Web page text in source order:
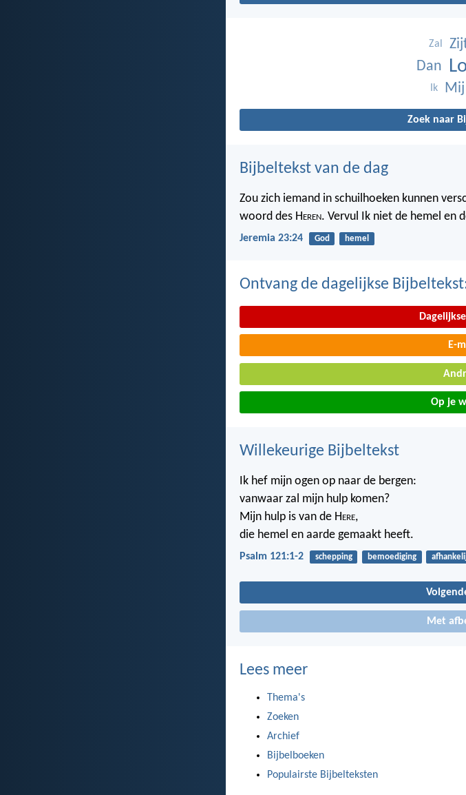
Zal
Dan
Ik Mij
Zoek naar
Bijbeltekst van de dag
Zou zich iemand in schuilhoeken kunnen
woord des Heren. Vervul Ik niet de hemel en
Jeremia 23:24 God hemel
Ontvang de dagelijkse
E-
Op je
Willekeurige Bijbeltekst
Ik hef mijn ogen op naar de bergen:
vanwaar zal mijn hulp komen?
Mijn hulp is van de Here,
die hemel en aarde gemaakt heeft.
Psalm 121:1-2 schepping bemoediging
Met
Lees meer
Thema's
Zoeken
Archief
Bijbelboeken
Populairste Bijbelteksten